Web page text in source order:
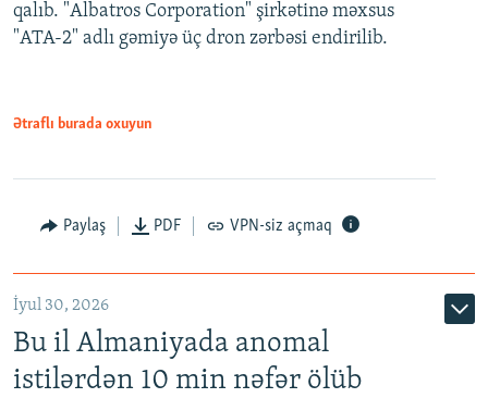
qalıb. "Albatros Corporation" şirkətinə məxsus
"ATA-2" adlı gəmiyə üç dron zərbəsi endirilib.
Ətraflı burada oxuyun
Paylaş PDF VPN-siz açmaq
İyul 30, 2026
Bu il Almaniyada anomal
istilərdən 10 min nəfər ölüb